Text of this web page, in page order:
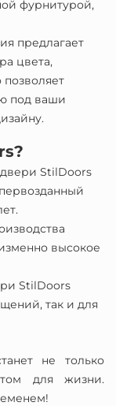
фурнитурой,
предлагает
цвета,
под ваши
двери StilDoors
высокое
StilDoors
так и для
не только
для жизни.